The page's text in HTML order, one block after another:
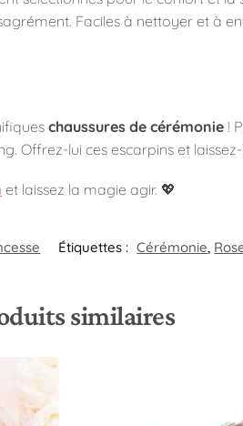
Faciles à nettoyer et à
chaussures de cérémonie!
Offrez-lui ces escarpins et
et laissez la magie agir. 💖
Étiquettes : Cérémonie,
similaires